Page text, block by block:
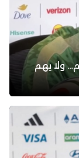
ولا يهم